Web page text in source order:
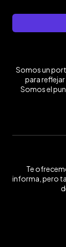
Somos un
para reflejar
Somos el
Te
informa, pero